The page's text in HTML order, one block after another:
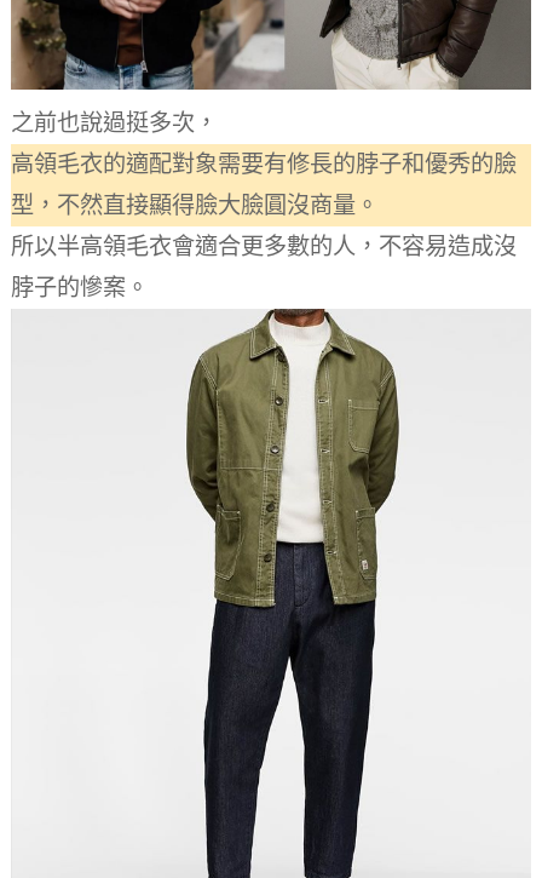
之前也說過挺多次，
高領毛衣的適配對象需要有修長的脖子和優秀的臉
型，不然直接顯得臉大臉圓沒商量。
所以半高領毛衣會適合更多數的人，不容易造成沒
脖子的慘案。